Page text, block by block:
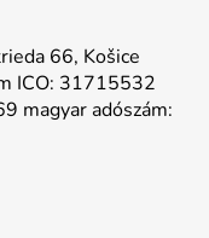
66, Košice
ICO: 31715532
magyar adószám: